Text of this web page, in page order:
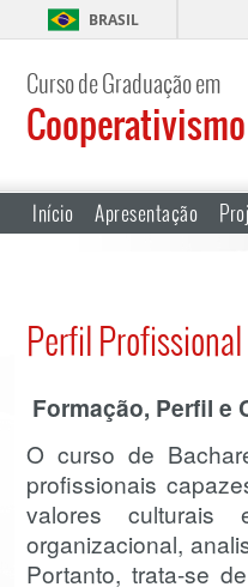
BRASIL
Curso de Graduação em
Cooperativismo
Início Apresentação
Perfil Profissional
Formação, Perfil e
O curso de
profissionais
valores culturais
organizacional,
Portanto, trata-se